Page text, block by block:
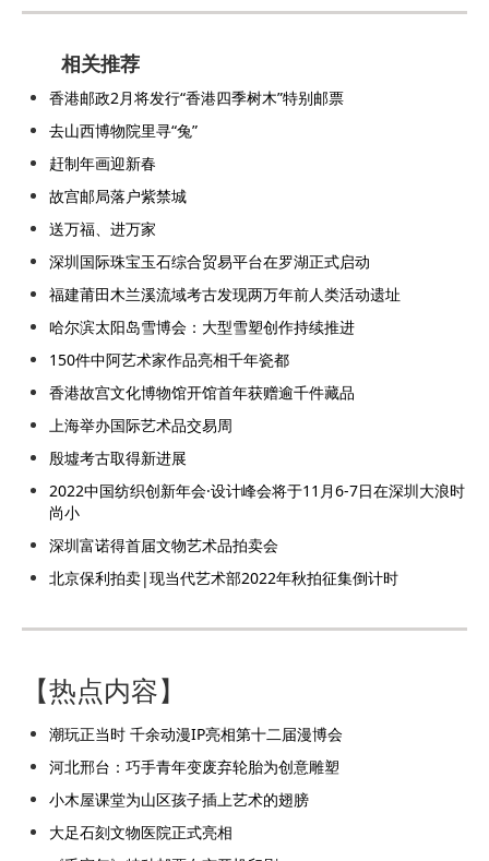
相关推荐
香港邮政2月将发行“香港四季树木”特别邮票
去山西博物院里寻“兔”
赶制年画迎新春
故宫邮局落户紫禁城
送万福、进万家
深圳国际珠宝玉石综合贸易平台在罗湖正式启动
福建莆田木兰溪流域考古发现两万年前人类活动遗址
哈尔滨太阳岛雪博会：大型雪塑创作持续推进
150件中阿艺术家作品亮相千年瓷都
香港故宫文化博物馆开馆首年获赠逾千件藏品
上海举办国际艺术品交易周
殷墟考古取得新进展
2022中国纺织创新年会·设计峰会将于11月6-7日在深圳大浪时
尚小
深圳富诺得首届文物艺术品拍卖会
北京保利拍卖|现当代艺术部2022年秋拍征集倒计时
【热点内容】
潮玩正当时 千余动漫IP亮相第十二届漫博会
河北邢台：巧手青年变废弃轮胎为创意雕塑
小木屋课堂为山区孩子插上艺术的翅膀
大足石刻文物医院正式亮相